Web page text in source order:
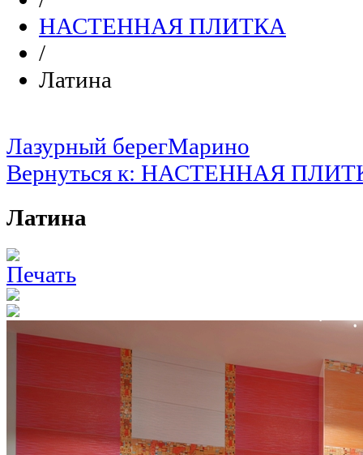
НАСТЕННАЯ ПЛИТКА
/
Латина
Лазурный берегМарино
Вернуться к: НАСТЕННАЯ
Латина